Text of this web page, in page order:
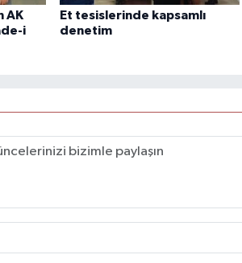
AK
i
Et tesislerinde kapsamlı
denetim